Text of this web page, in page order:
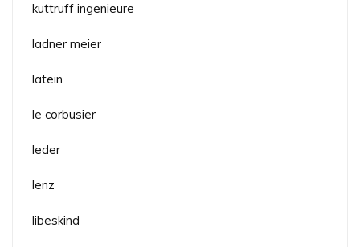
kuttruff ingenieure
ladner meier
latein
le corbusier
leder
lenz
libeskind